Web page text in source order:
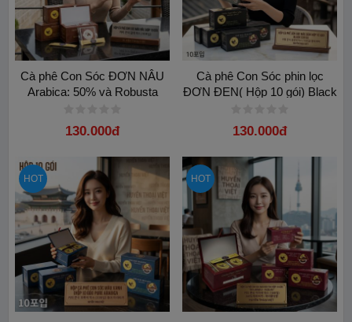
Cà phê Con Sóc ĐƠN NÂU
Arabica: 50% và Robusta
130.000đ
Cà phê Con Sóc phin lọc
ĐƠN ĐEN( Hộp 10 gói) Black
30%Robusta
130.000đ
HOT HOT